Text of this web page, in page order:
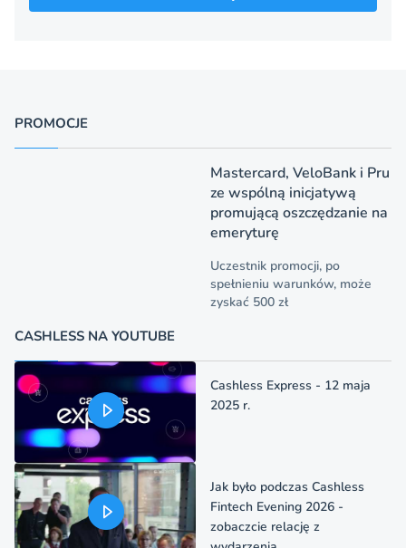
PROMOCJE
Mastercard, VeloBank i Pru
ze wspólną inicjatywą
promującą oszczędzanie na
emeryturę
Uczestnik promocji, po
spełnieniu warunków, może
zyskać 500 zł
CASHLESS NA YOUTUBE
Cashless Express - 12 maja
2025 r.
Jak było podczas Cashless
Fintech Evening 2026 -
zobaczcie relację z